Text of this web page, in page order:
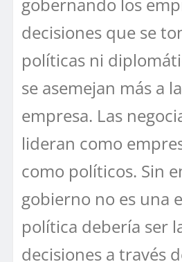
gobernando los
decisiones que se
políticas ni
se asemejan más a
empresa. Las
lideran como
como políticos. Sin
gobierno no es una
política debería ser
decisiones a través